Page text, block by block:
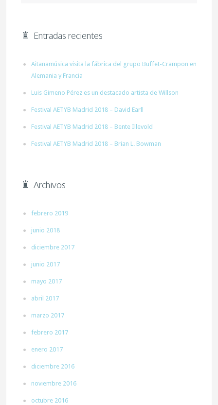
Entradas recientes
Aitanamúsica visita la fábrica del grupo Buffet-Crampon en
Alemania y Francia
Luis Gimeno Pérez es un destacado artista de Willson
Festival AETYB Madrid 2018 – David Earll
Festival AETYB Madrid 2018 – Bente Illevold
Festival AETYB Madrid 2018 – Brian L. Bowman
Archivos
febrero 2019
junio 2018
diciembre 2017
junio 2017
mayo 2017
abril 2017
marzo 2017
febrero 2017
enero 2017
diciembre 2016
noviembre 2016
octubre 2016